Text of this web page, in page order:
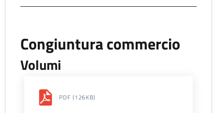
Congiuntura commercio
Volumi
PDF (126KB)